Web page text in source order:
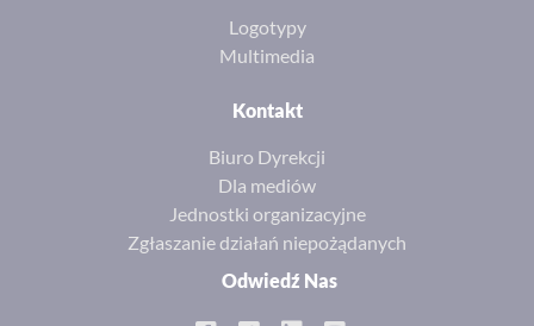
Logotypy
Multimedia
Kontakt
Biuro Dyrekcji
Dla mediów
Jednostki organizacyjne
Zgłaszanie działań niepożądanych
Odwiedź Nas